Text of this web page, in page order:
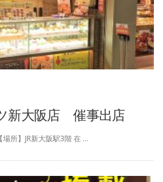
新大阪店 催事出店
所】JR新大阪駅3階 在 …